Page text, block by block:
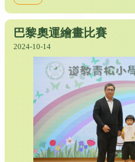
巴黎奧運繪畫比賽
2024-10-14